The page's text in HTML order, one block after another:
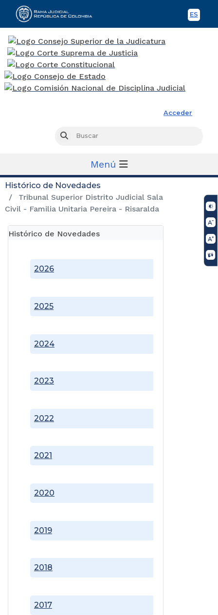
ES
Acceder
Buscar
Menú
Histórico de Novedades
Tribunal Superior Distrito Judicial Sala
Civil - Familia Unitaria Pereira - Risaralda
Histórico de Novedades
2017
2018
2019
2020
2021
2022
2023
2024
2025
2026